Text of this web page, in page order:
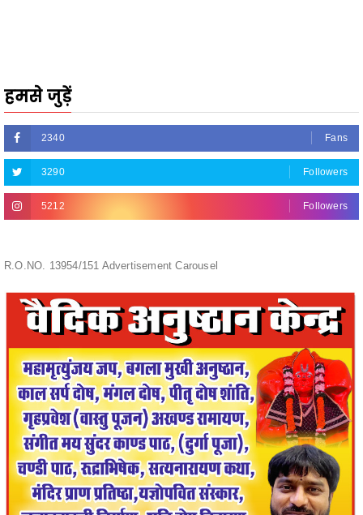
2340
3290 Followers
5212 Followers
R.O.NO. 13954/151 Advertisement Carousel